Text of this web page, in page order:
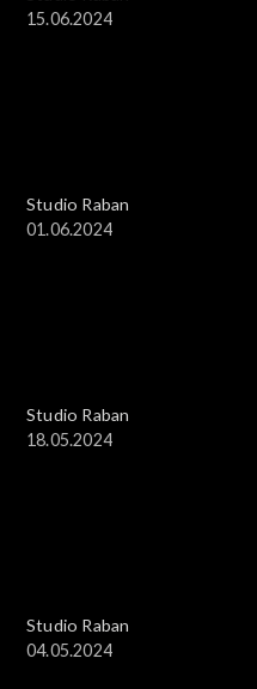
15.06.2024
Studio Raban
01.06.2024
Studio Raban
18.05.2024
Studio Raban
04.05.2024